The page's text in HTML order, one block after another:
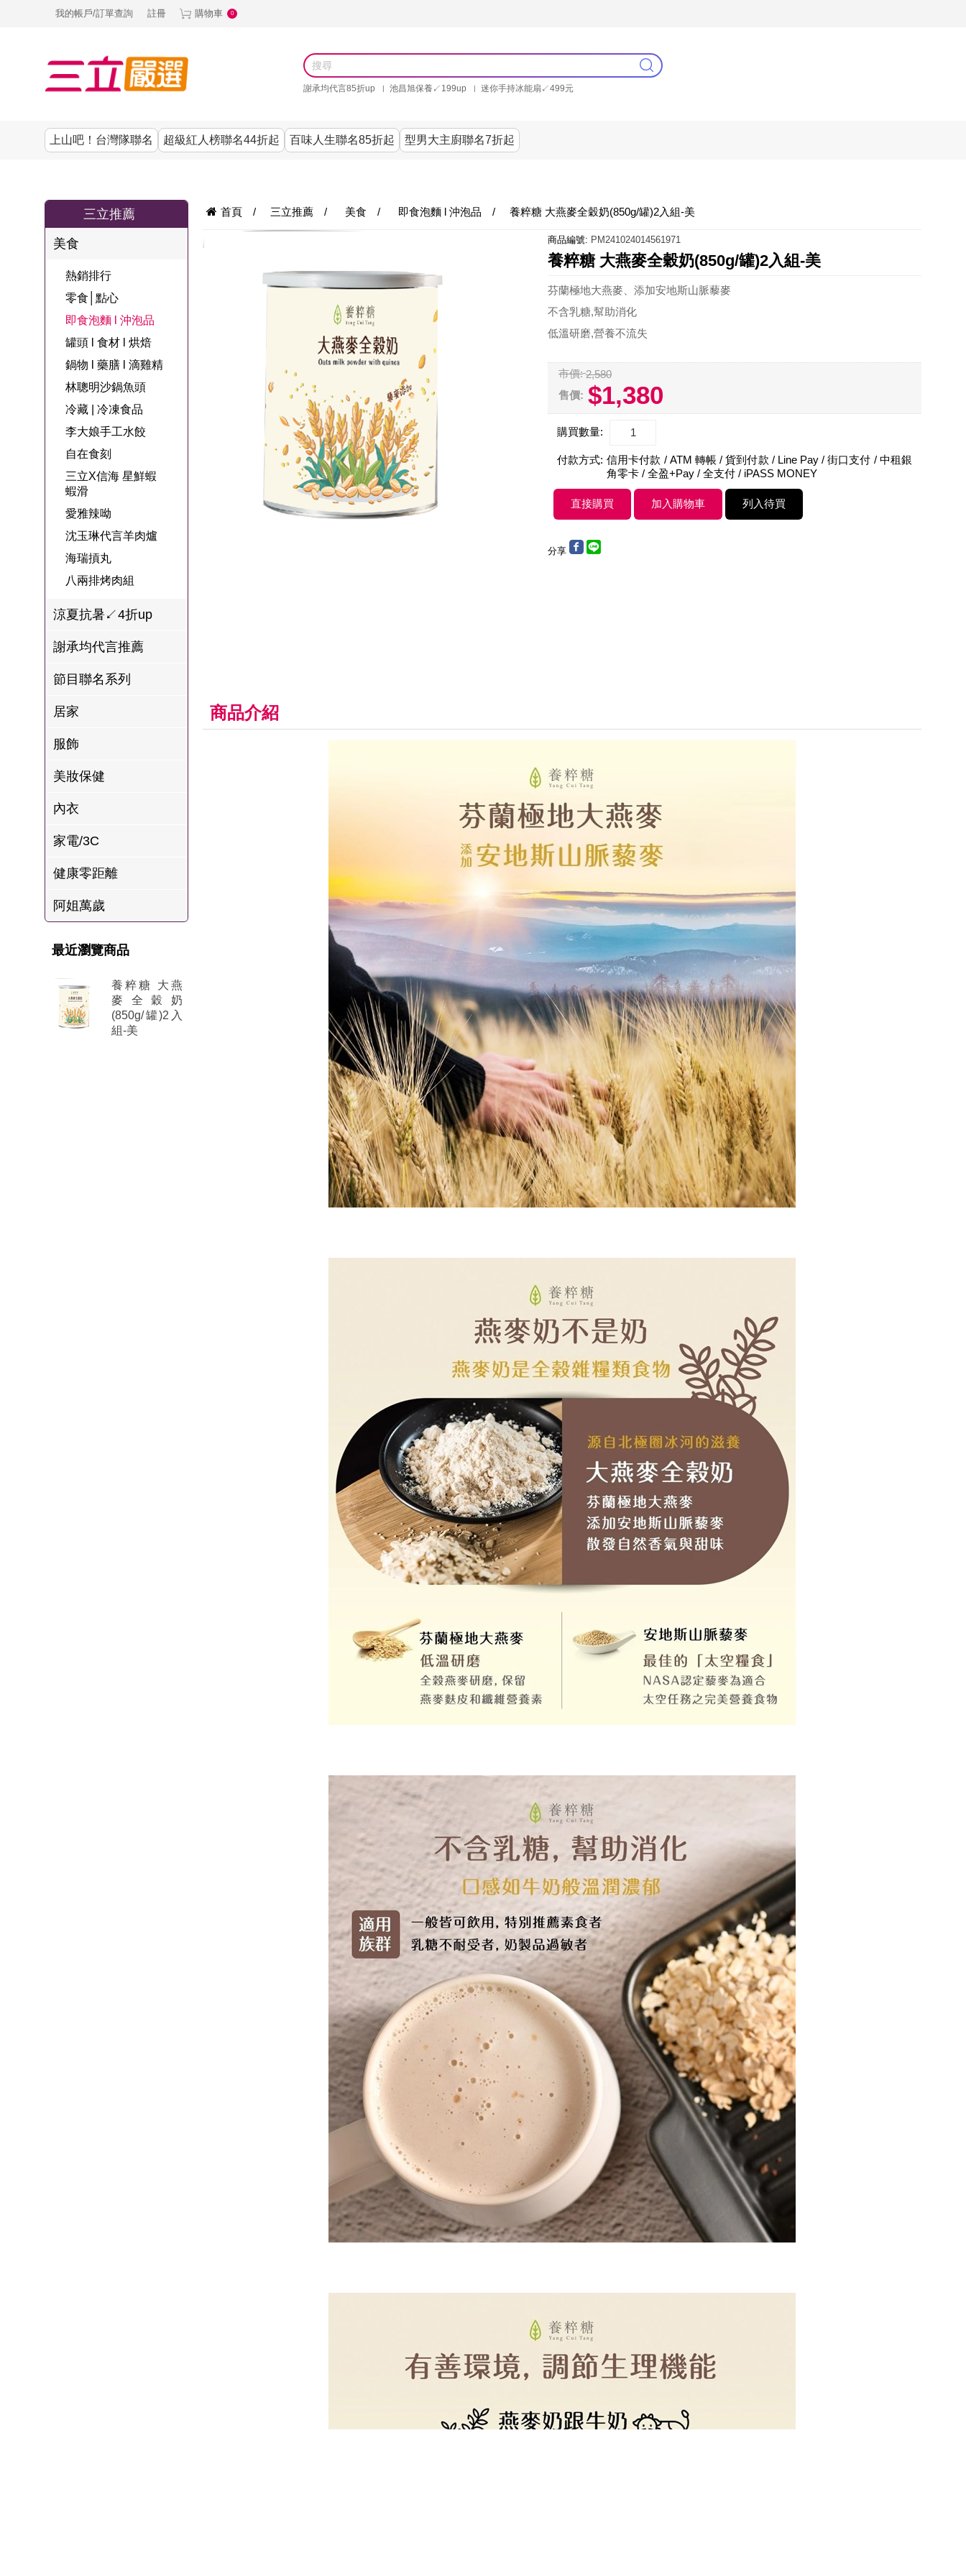
我的帳戶/訂單查詢 註冊 購物車 0
謝承均代言85折up 池昌旭保養↙199up
迷你手持冰能扇↙499元
上山吧！台灣隊聯名 超級紅人榜聯名44折起 百味人生聯名85折起 型男大主廚聯名7折起
古溜x五秀園
熱銷排行
夜聯名
超級紅人榜聯
名
百味人生戲劇
型男大主廚聯
名
節目聯名商品
推薦
熱銷排行
品
罐頭 l 食材 l 烘
焙
鍋物 l 藥膳 l 滴
雞精
林聰明沙鍋魚
冷藏 | 冷凍食品
李大娘手工水
餃
三立X信海 星
鮮蝦蝦滑
肉爐
海瑞摃丸
八兩排烤肉組
熱銷排行
清潔用品
寢具│床墊
宗教開運
ELVIS愛菲斯
Astonish英國潔
雨揚老師開運
金健康石墨烯
台塑生醫
熱銷排行
機能服飾
配件
PP波瑟楓妮品
牌館
養生|保健
池昌旭代言
Bello. U
OUR FAMILY
一家人
甘味人生
狀元堂牛樟芝
熱銷排行
女內褲
男內褲
NEONER
熱銷排行
美容專區
涼夏家電
3C
1MORE耳機
韓國
SKINASSET
甘味人生鍵力
肽↙85折
百味人生
三立推薦
美食
熱銷排行
零食│點心
即食泡麵 l 沖泡品
罐頭 l 食材 l 烘焙
鍋物 l 藥膳 l 滴雞精
林聰明沙鍋魚頭
冷藏 | 冷凍食品
李大娘手工水餃
自在食刻
三立X信海 星鮮蝦
蝦滑
愛雅辣呦
沈玉琳代言羊肉爐
海瑞摃丸
八兩排烤肉組
涼夏抗暑↙4折up
謝承均代言推薦
節目聯名系列
居家
服飾
美妝保健
內衣
家電/3C
健康零距離
阿姐萬歲
最近瀏覽商品
養粹糖 大燕
麥全穀奶
(850g/罐)2入
組-美
首頁 / 三立推薦 / 美食 / 即食泡麵 l 沖泡品 / 養粹糖 大燕麥全穀奶(850g/罐)2入組-美
商品編號: PM241024014561971
養粹糖 大燕麥全穀奶(850g/罐)2入組-美
芬蘭極地大燕麥、添加安地斯山脈藜麥
不含乳糖,幫助消化
低溫研磨,營養不流失
市價: 2,580
售價: $1,380
購買數量:
付款方式: 信用卡付款 / ATM 轉帳 / 貨到付款 / Line Pay / 街口支付 / 中租銀
角零卡 / 全盈+Pay / 全支付 / iPASS MONEY
分享
商品介紹